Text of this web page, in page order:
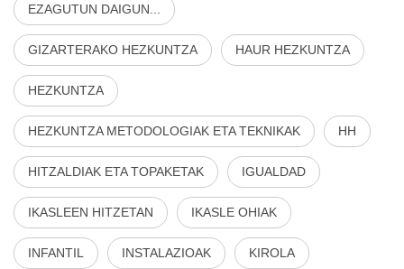
EZAGUTUN DAIGUN...
GIZARTERAKO HEZKUNTZA HAUR HEZKUNTZA
HEZKUNTZA
HEZKUNTZA METODOLOGIAK ETA TEKNIKAK HH
HITZALDIAK ETA TOPAKETAK IGUALDAD
IKASLEEN HITZETAN IKASLE OHIAK
INFANTIL INSTALAZIOAK KIROLA